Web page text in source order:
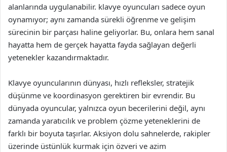
alanlarında uygulanabilir. klavye oyuncuları sadece oyun
oynamıyor; aynı zamanda sürekli öğrenme ve gelişim
sürecinin bir parçası haline geliyorlar. Bu, onlara hem sanal
hayatta hem de gerçek hayatta fayda sağlayan değerli
yetenekler kazandırmaktadır.
Klavye oyuncularının dünyası, hızlı refleksler, stratejik
düşünme ve koordinasyon gerektiren bir evrendir. Bu
dünyada oyuncular, yalnızca oyun becerilerini değil, aynı
zamanda yaratıcılık ve problem çözme yeteneklerini de
farklı bir boyuta taşırlar. Aksiyon dolu sahnelerde, rakipler
üzerinde üstünlük kurmak için özveri ve azim